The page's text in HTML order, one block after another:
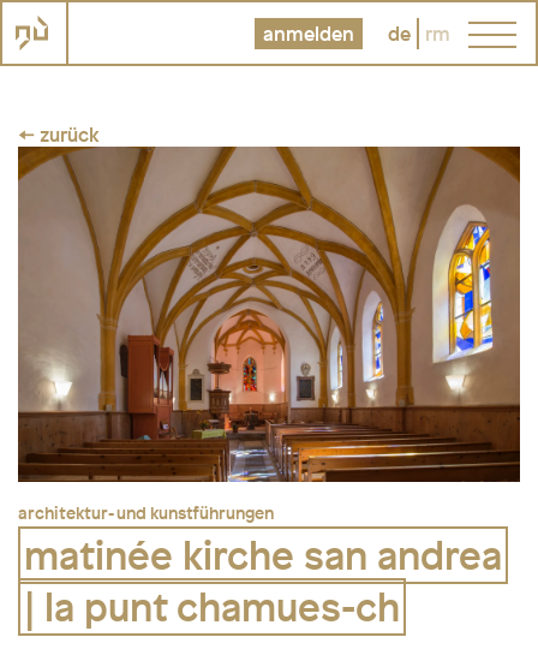
anmelden de rm
← zurück
architektur- und kunstführungen
matinée kirche san andrea
| la punt chamues-ch